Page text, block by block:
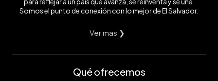
Somos el punto de conexión con lo mejor de El Salvador.
Ver mas ❯
Qué ofrecemos